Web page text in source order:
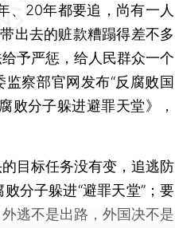
、20年都要追，尚有一人
出去的赃款糟蹋得差不多
予严惩，给人民群众一个
察部官网发布“反腐败国
败分子躲进避罪天堂》，
目标任务没有变，追逃防
分子躲进“避罪天堂”；要
逃不是出路，外国决不是